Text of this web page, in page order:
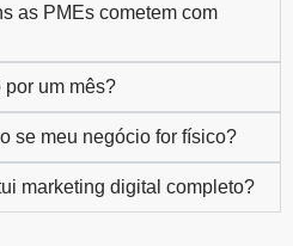
as PMEs cometem com
por um mês?
se meu negócio for físico?
marketing digital completo?